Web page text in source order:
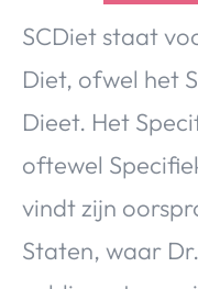
Over Valerie
SCDiet staat
Diet, ofwel het
Dieet. Het
oftewel
vindt zijn
Staten, waar